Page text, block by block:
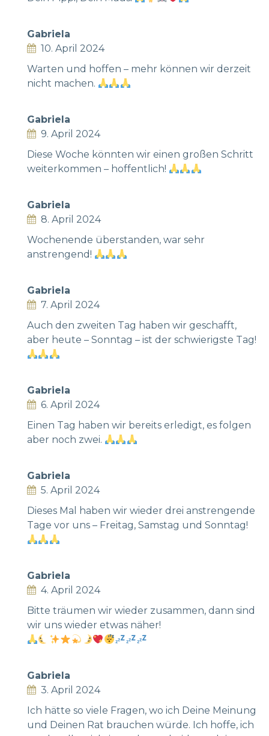
Gabriela
10. April 2024
Warten und hoffen – mehr können wir derzeit
nicht machen.
Gabriela
9. April 2024
Diese Woche könnten wir einen großen Schritt
weiterkommen – hoffentlich!
Gabriela
8. April 2024
Wochenende überstanden, war sehr
anstrengend!
Gabriela
7. April 2024
Auch den zweiten Tag haben wir geschafft,
aber heute – Sonntag – ist der schwierigste Tag!
Gabriela
6. April 2024
Einen Tag haben wir bereits erledigt, es folgen
aber noch zwei.
Gabriela
5. April 2024
Dieses Mal haben wir wieder drei anstrengende
Tage vor uns – Freitag, Samstag und Sonntag!
Gabriela
4. April 2024
Bitte träumen wir wieder zusammen, dann sind
wir uns wieder etwas näher!
Gabriela
3. April 2024
Ich hätte so viele Fragen, wo ich Deine Meinung
und Deinen Rat brauchen würde. Ich hoffe, ich